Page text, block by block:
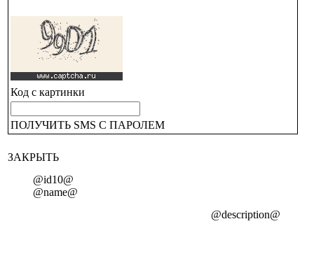
Код с картинки
ПОЛУЧИТЬ SMS С ПАРОЛЕМ
ЗАКРЫТЬ
@id10@
@name@
@description@